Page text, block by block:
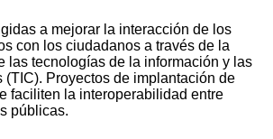
a mejorar la interacción de los
con los ciudadanos a través de la
las tecnologías de la información y las
(TIC). Proyectos de implantación de
faciliten la interoperabilidad entre
públicas.